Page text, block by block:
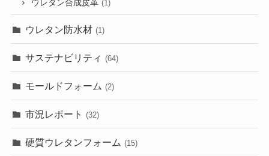
ウレタン合成皮革 (1)
ウレタン防水材 (1)
サステナビリティ (64)
モールドフォーム (2)
市況レポート (32)
硬質ウレタンフォーム (15)